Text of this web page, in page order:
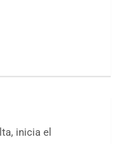
inicia el